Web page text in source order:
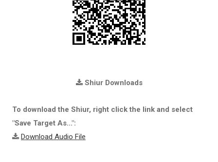
Shiur Downloads
To download the Shiur, right click the link and select
"Save Target As...":
Download Audio File